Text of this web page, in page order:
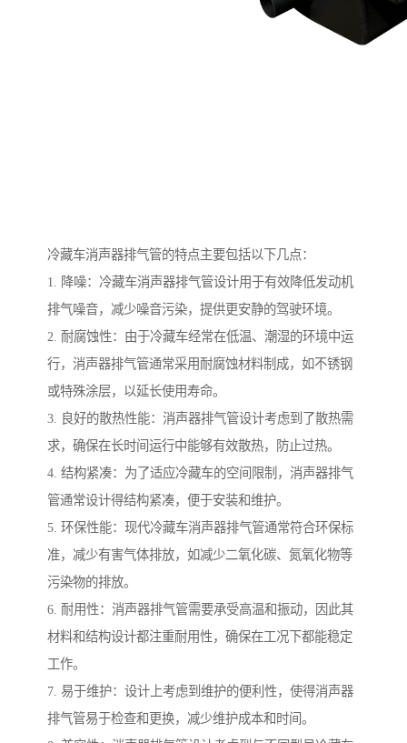
冷藏车消声器排气管的特点主要包括以下几点：
1. 降噪：冷藏车消声器排气管设计用于有效降低发动机
排气噪音，减少噪音污染，提供更安静的驾驶环境。
2. 耐腐蚀性：由于冷藏车经常在低温、潮湿的环境中运
行，消声器排气管通常采用耐腐蚀材料制成，如不锈钢
或特殊涂层，以延长使用寿命。
3. 良好的散热性能：消声器排气管设计考虑到了散热需
求，确保在长时间运行中能够有效散热，防止过热。
4. 结构紧凑：为了适应冷藏车的空间限制，消声器排气
管通常设计得结构紧凑，便于安装和维护。
5. 环保性能：现代冷藏车消声器排气管通常符合环保标
准，减少有害气体排放，如减少二氧化碳、氮氧化物等
污染物的排放。
6. 耐用性：消声器排气管需要承受高温和振动，因此其
材料和结构设计都注重耐用性，确保在工况下都能稳定
工作。
7. 易于维护：设计上考虑到维护的便利性，使得消声器
排气管易于检查和更换，减少维护成本和时间。